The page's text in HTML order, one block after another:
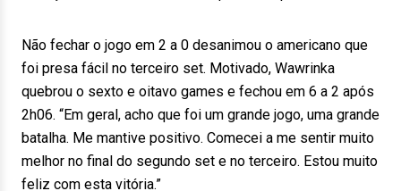
Não fechar o jogo em 2 a 0 desanimou o americano que
foi presa fácil no terceiro set. Motivado, Wawrinka
quebrou o sexto e oitavo games e fechou em 6 a 2 após
2h06. “Em geral, acho que foi um grande jogo, uma grande
batalha. Me mantive positivo. Comecei a me sentir muito
melhor no final do segundo set e no terceiro. Estou muito
feliz com esta vitória.”